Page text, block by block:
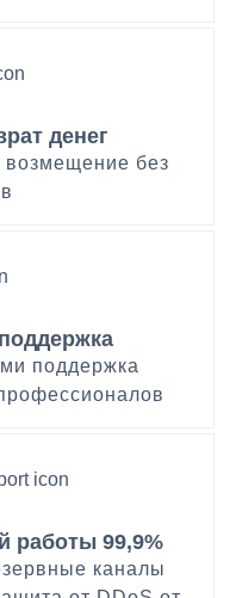
денег
без
поддержка
работы 99,9%
каналы